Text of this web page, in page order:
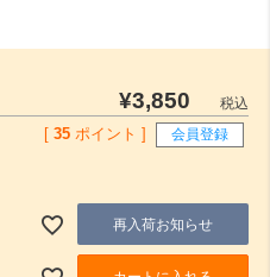
¥3,850
税込
[ 35 ポイント ] 会員登録
再入荷お知らせ